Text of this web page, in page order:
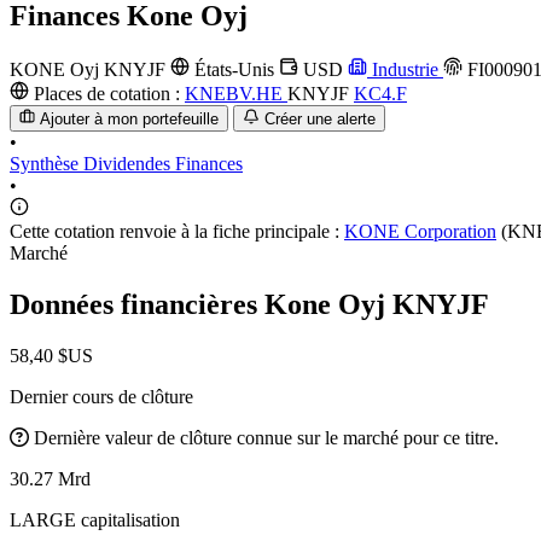
Finances Kone Oyj
KONE Oyj KNYJF États-Unis USD Industrie
Places de cotation : KNEBV.HE KNYJF KC4.F
Ajouter à mon portefeuille Créer une alerte
•
Synthèse Dividendes Finances
•
Cette cotation renvoie à la fiche principale : KONE Corporation
Marché
Données financières Kone Oyj KNYJF
58,40 $US
Dernier cours de clôture
Dernière valeur de clôture connue sur le marché pour ce titre.
30.27 Mrd
LARGE capitalisation